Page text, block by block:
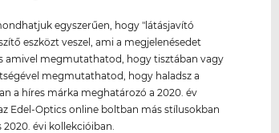
egyszerűen, hogy "látásjavító
eszközt veszel, ami a megjelenésedet
amivel megmutathatod, hogy tisztában vagy
megmutathatod, hogy haladsz a
a híres márka meghatározó a 2020. év
Edel-Optics online boltban más stílusokban
2020. évi kollekcióiban.